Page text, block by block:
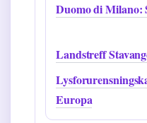
Duomo di Milano:
Landstreff
Europa